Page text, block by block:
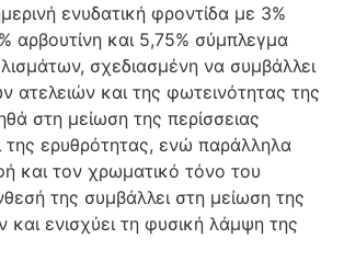
ενυδατική φροντίδα με 3%
αρβουτίνη και 5,75% σύμπλεγμα
σχεδιασμένη να συμβάλλει
ατελειών και της φωτεινότητας της
στη μείωση της περίσσειας
της ερυθρότητας, ενώ παράλληλα
και τον χρωματικό τόνο του
της συμβάλλει στη μείωση της
ενισχύει τη φυσική λάμψη της